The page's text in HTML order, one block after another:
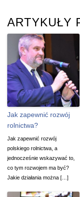
ARTYKUŁY
Jak zapewnić rozwój
rolnictwa?
Jak zapewnić rozwój
polskiego rolnictwa, a
jednocześnie wskazywać to,
co tym rozwojem ma być?
Jakie działania można […]